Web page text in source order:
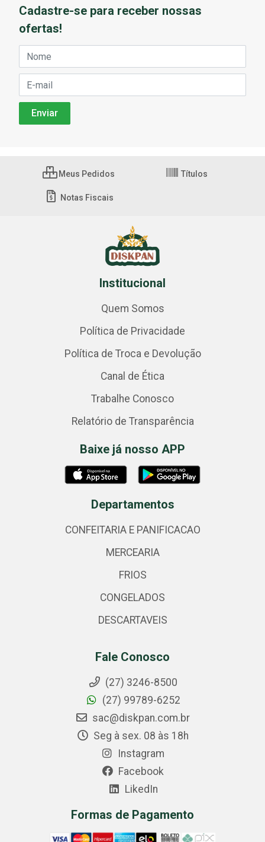
Cadastre-se para receber nossas
ofertas!
Meus Pedidos Títulos
Notas Fiscais
Institucional
Quem Somos
Política de Privacidade
Política de Troca e Devolução
Canal de Ética
Trabalhe Conosco
Relatório de Transparência
Baixe já nosso APP
Departamentos
CONFEITARIA E PANIFICACAO
MERCEARIA
FRIOS
CONGELADOS
DESCARTAVEIS
Fale Conosco
(27) 3246-8500
(27) 99789-6252
sac@diskpan.com.br
Seg à sex. 08 às 18h
Instagram
Facebook
LikedIn
Formas de Pagamento